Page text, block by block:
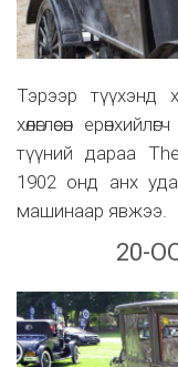
Тэрээр түүхэнд
хөлөглөсөн
түүний дараа
1902 онд анх
машинаар явжээ.
20-